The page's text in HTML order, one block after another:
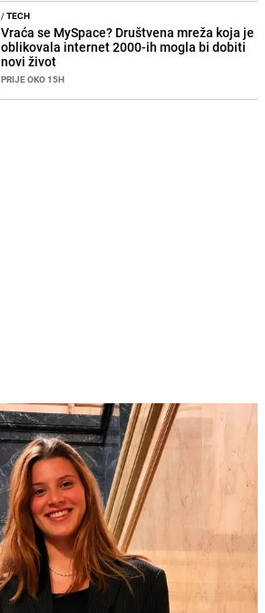
/TECH
Vraća se MySpace? Društvena mreža koja je
oblikovala internet 2000-ih mogla bi dobiti
novi život
PRIJE OKO 15H